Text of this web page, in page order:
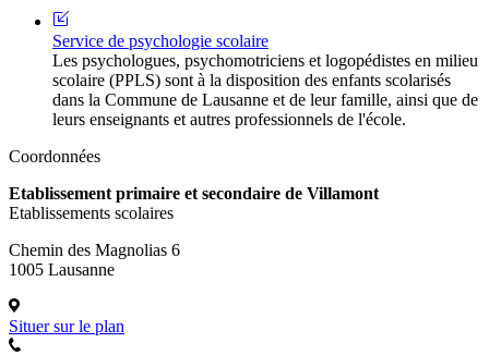
Service de psychologie scolaire
Les psychologues, psychomotriciens et logopédistes en milieu
scolaire (PPLS) sont à la disposition des enfants scolarisés
dans la Commune de Lausanne et de leur famille, ainsi que de
leurs enseignants et autres professionnels de l'école.
Coordonnées
Etablissement primaire et secondaire de Villamont
Etablissements scolaires
Chemin des Magnolias 6
1005 Lausanne
Situer sur le plan